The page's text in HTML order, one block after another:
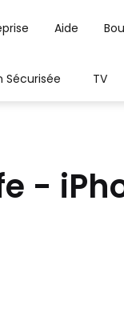
Aide
Sécurisée TV
-